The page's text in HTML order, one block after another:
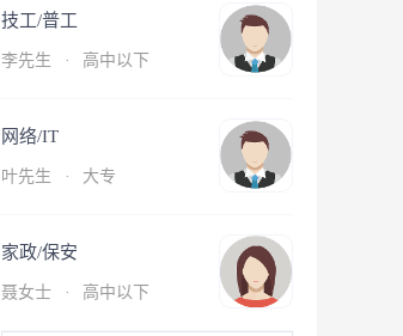
技工/普工
李先生 · 高中以下
网络/IT
叶先生 · 大专
家政/保安
聂女士 · 高中以下